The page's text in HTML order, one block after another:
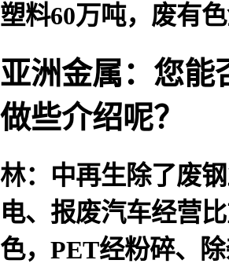
塑料60万吨，废有
亚洲金属：您能
做些介绍呢？
林：中再生除了废
电、报废汽车经营
色，PET经粉碎、